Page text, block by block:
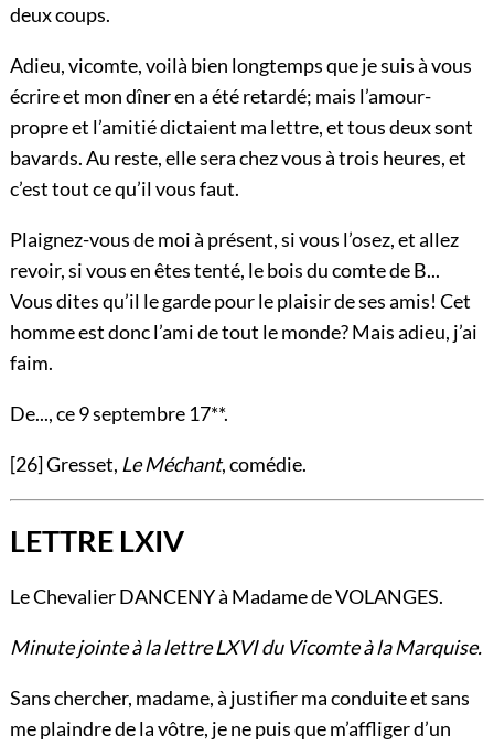
deux coups.
Adieu, vicomte, voilà bien longtemps que je suis à vous
écrire et mon dîner en a été retardé; mais l’amour-
propre et l’amitié dictaient ma lettre, et tous deux sont
bavards. Au reste, elle sera chez vous à trois heures, et
c’est tout ce qu’il vous faut.
Plaignez-vous de moi à présent, si vous l’osez, et allez
revoir, si vous en êtes tenté, le bois du comte de B...
Vous dites qu’il le garde pour le plaisir de ses amis! Cet
homme est donc l’ami de tout le monde? Mais adieu, j’ai
faim.
De..., ce 9 septembre 17**.
[26]Gresset, Le Méchant, comédie.
LETTRE LXIV
Le Chevalier DANCENY à Madame de VOLANGES.
Minute jointe à la lettreLXVIdu Vicomte à la Marquise.
Sans chercher, madame, à justifier ma conduite et sans
me plaindre de la vôtre, je ne puis que m’affliger d’un